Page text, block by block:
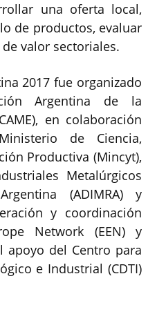
una oferta local,
de productos, evaluar
valor sectoriales.
2017 fue organizado
Argentina de la
en colaboración
de Ciencia,
Productiva (Mincyt),
Metalúrgicos
(ADIMRA) y
y coordinación
Network (EEN) y
apoyo del Centro para
e Industrial (CDTI)